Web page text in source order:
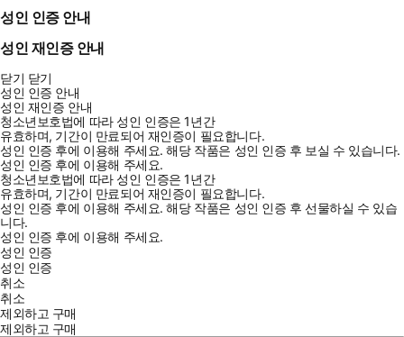
성인 인증 안내
성인 재인증 안내
닫기 닫기
성인 인증 안내
성인 재인증 안내
청소년보호법에 따라 성인 인증은 1년간
유효하며, 기간이 만료되어 재인증이 필요합니다.
성인 인증 후에 이용해 주세요.해당 작품은 성인 인증 후 보실 수 있습니다.
성인 인증 후에 이용해 주세요.
청소년보호법에 따라 성인 인증은 1년간
유효하며, 기간이 만료되어 재인증이 필요합니다.
성인 인증 후에 이용해 주세요.해당 작품은 성인 인증 후 선물하실 수 있습
니다.
성인 인증 후에 이용해 주세요.
성인 인증
성인 인증
취소
취소
제외하고 구매
제외하고 구매